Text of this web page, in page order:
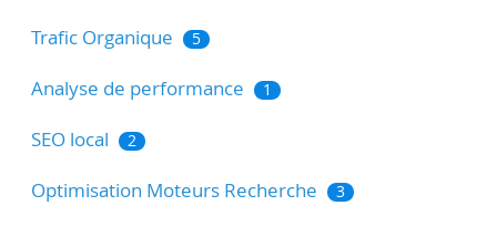
Trafic Organique 5
Analyse de performance 1
SEO local 2
Optimisation Moteurs Recherche 3